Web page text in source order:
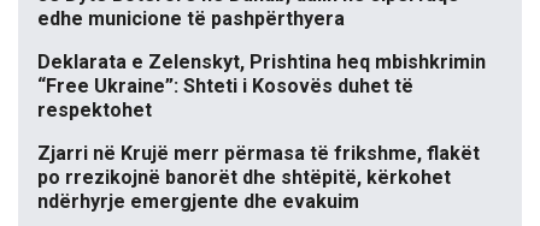
edhe municione të pashpërthyera
Deklarata e Zelenskyt, Prishtina heq mbishkrimin
“Free Ukraine”: Shteti i Kosovës duhet të
respektohet
Zjarri në Krujë merr përmasa të frikshme, flakët
po rrezikojnë banorët dhe shtëpitë, kërkohet
ndërhyrje emergjente dhe evakuim